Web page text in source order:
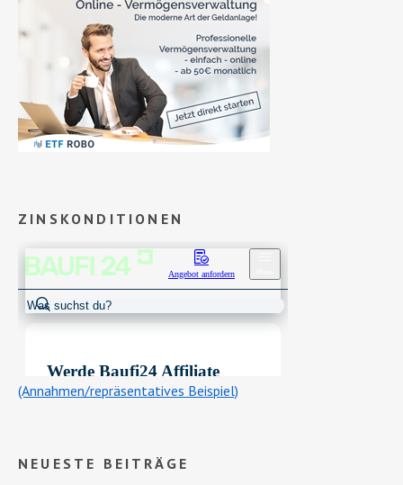
ZINSKONDITIONEN
(Annahmen/repräsentatives Beispiel)
NEUESTE BEITRÄGE